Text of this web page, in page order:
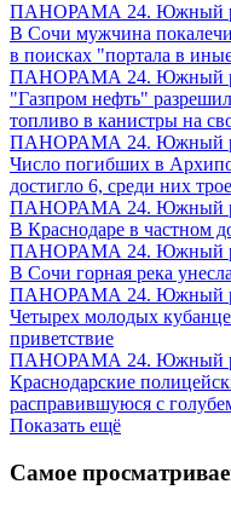
ПАНОРАМА 24. Южный
В Сочи мужчина
в поисках "портала в
ПАНОРАМА 24. Южный
"Газпром нефть"
топливо в канистры на
ПАНОРАМА 24. Южный
Число погибших в
достигло 6, среди них
ПАНОРАМА 24. Южный
В Краснодаре в частном
ПАНОРАМА 24. Южный
В Сочи горная река
ПАНОРАМА 24. Южный
Четырех молодых
приветствие
ПАНОРАМА 24. Южный
Краснодарские
расправившуюся с
Показать ещё
Самое